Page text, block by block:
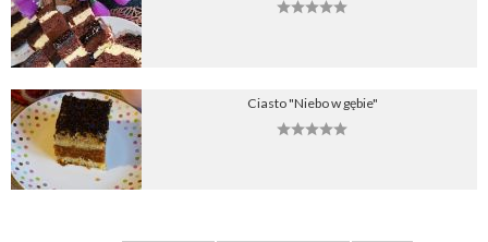
Ciasto "Niebo w gębie"